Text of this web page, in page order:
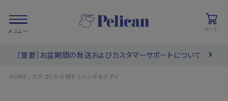
カート
［重要］お盆期間の発送およびカスタマーサポートについて
HOME / カテゴリから探す / ハンド＆ボディ